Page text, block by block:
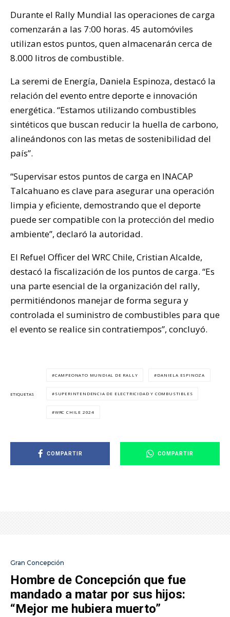
Durante el Rally Mundial las operaciones de carga
comenzarán a las 7:00 horas. 45 automóviles
utilizan estos puntos, quen almacenarán cerca de
8.000 litros de combustible.
La seremi de Energía, Daniela Espinoza, destacó la
relación del evento entre deporte e innovación
energética. “Estamos utilizando combustibles
sintéticos que buscan reducir la huella de carbono,
alineándonos con las metas de sostenibilidad del
país”.
“Supervisar estos puntos de carga en INACAP
Talcahuano es clave para asegurar una operación
limpia y eficiente, demostrando que el deporte
puede ser compatible con la protección del medio
ambiente”, declaró la autoridad.
El Refuel Officer del WRC Chile, Cristian Alcalde,
destacó la fiscalización de los puntos de carga. “Es
una parte esencial de la organización del rally,
permitiéndonos manejar de forma segura y
controlada el suministro de combustibles para que
el evento se realice sin contratiempos”, concluyó.
ETIQUETAS
CAMPEONATO MUNDIAL DE RALLY DANIELA ESPINOZA
SUPERINTENDENCIA DE ELECTRICIDAD Y COMBUSTIBLES
WRC CHILE 2024
COMPARTIR COMPARTIR
Gran Concepción
Hombre de Concepción que fue
mandado a matar por sus hijos:
“Mejor me hubiera muerto”